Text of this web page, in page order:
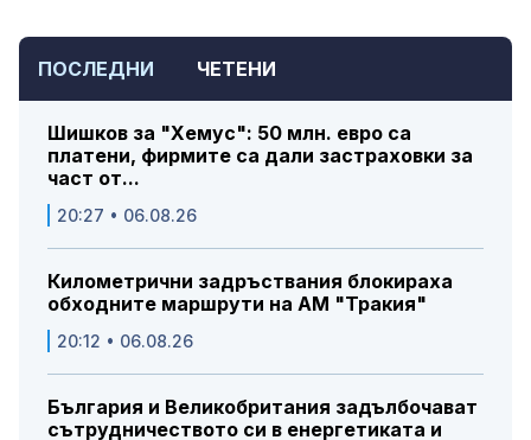
ПОСЛЕДНИ ЧЕТЕНИ
Шишков за "Хемус": 50 млн. евро са
платени, фирмите са дали застраховки за
част от...
20:27 • 06.08.26
Километрични задръствания блокираха
обходните маршрути на АМ "Тракия"
20:12 • 06.08.26
България и Великобритания задълбочават
сътрудничеството си в енергетиката и